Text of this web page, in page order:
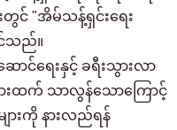
ားတွင် "အိမ်သန့်ရှင်းရေး
သည်။
ာင်ရေးနှင့် ခရီးသွားလာ
ားထက် သာလွန်သောကြောင့်
ားကို နားလည်ရန်